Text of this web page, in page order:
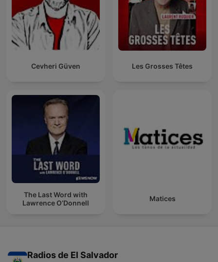
Cevheri Güven Les Grosses Têtes
The Last Word with
Lawrence O’Donnell
Matices
Radios de El Salvador